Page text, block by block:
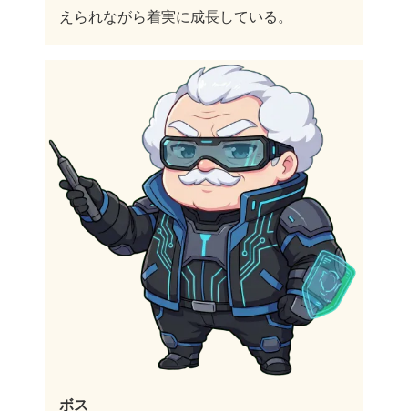
えられながら着実に成長している。
ボス